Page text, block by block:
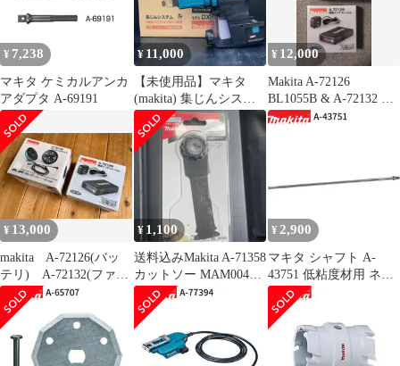
¥ 7,238
マキタ ケミカルアンカ
アダプタ A-69191
¥ 11,000
【未使用品】マキタ
(makita) 集じんシステ
ムDX12 A-70029【川越
店】
¥ 12,000
Makita A-72126
BL1055B & A-72132 セ
ット
¥ 13,000
makita A-72126(バッ
テリ) A-72132(ファ
ン) セット
¥ 1,100
送料込みMakita A-71358
カットソー MAM004
SK一枚
¥ 2,900
マキタ シャフト A-
43751 低粘度材用 ネジ
込み式 M12 カクハン機
用 makita 正規品 純正品
撹拌機 撹拌 かくはん機
かくはん アクセサリ ア
タッチメント 部品 交換